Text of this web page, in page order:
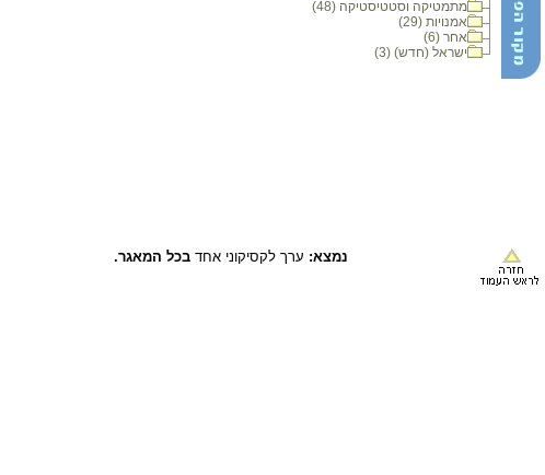
מתמטיקה וסטטיסטיקה (48)
אמנויות (29)
אחר (6)
ישראל (חדש) (3)
נמצא: ערך לקסיקוני אחד בכל המאגר.